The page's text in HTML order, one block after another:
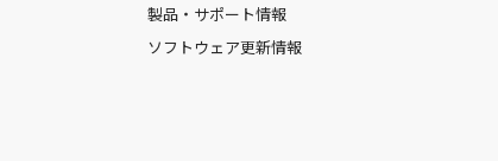
製品・サポート情報
ソフトウェア更新情報